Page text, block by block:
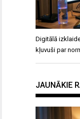
Digitālā
kļuvuši par
JAUNĀKIE